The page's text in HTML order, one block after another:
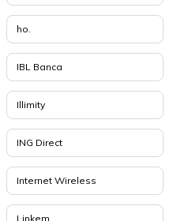
ho.
IBL Banca
Illimity
ING Direct
Internet Wireless
Linkem